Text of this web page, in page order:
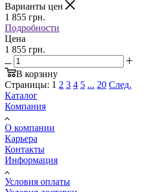
Варианты цен
1 855 грн.
Подробности
Цена
1 855 грн.
В корзину
Страницы: 1 2 3 4 5 ... 20 След.
Каталог
Компания
О компании
Карьера
Контакты
Информация
Условия оплаты